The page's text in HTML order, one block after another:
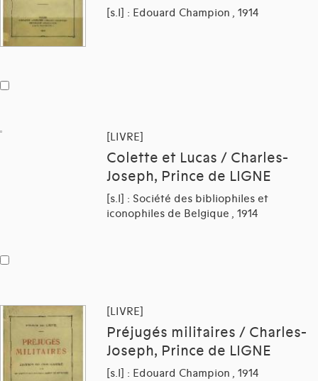
[s.l] : Edouard Champion , 1914
[LIVRE]
Colette et Lucas / Charles-
Joseph, Prince de LIGNE
[s.l] : Société des bibliophiles et
iconophiles de Belgique , 1914
[LIVRE]
Préjugés militaires / Charles-
Joseph, Prince de LIGNE
[s.l] : Edouard Champion , 1914